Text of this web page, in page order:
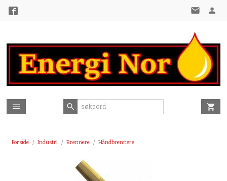
Forside Industri Brennere Håndbrennere